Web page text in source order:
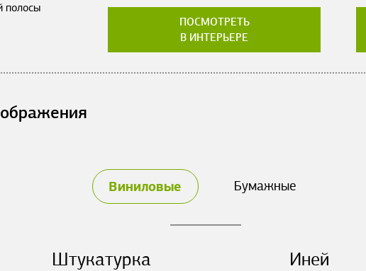
полосы
ПОСМОТРЕТЬ
В ИНТЕРЬЕРЕ
Виниловые Бумажные
Штукатурка Иней